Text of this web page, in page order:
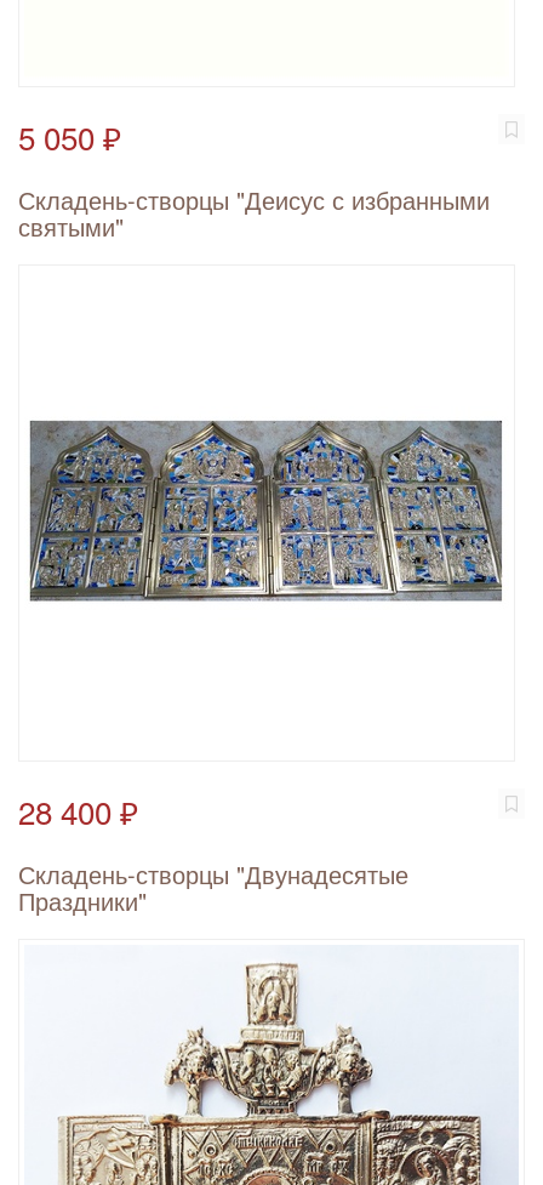
5 050 ₽
Складень-створцы "Деисус с избранными
святыми"
28 400 ₽
Складень-створцы "Двунадесятые
Праздники"